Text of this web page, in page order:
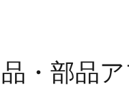
・部品